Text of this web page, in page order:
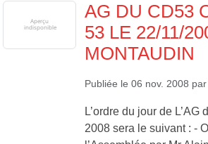
AG DU CD53
53 LE 22/11/
MONTAUDIN
Publiée le 06 nov. 2008 par
L’ordre du jour de L’AG
2008 sera le suivant : -